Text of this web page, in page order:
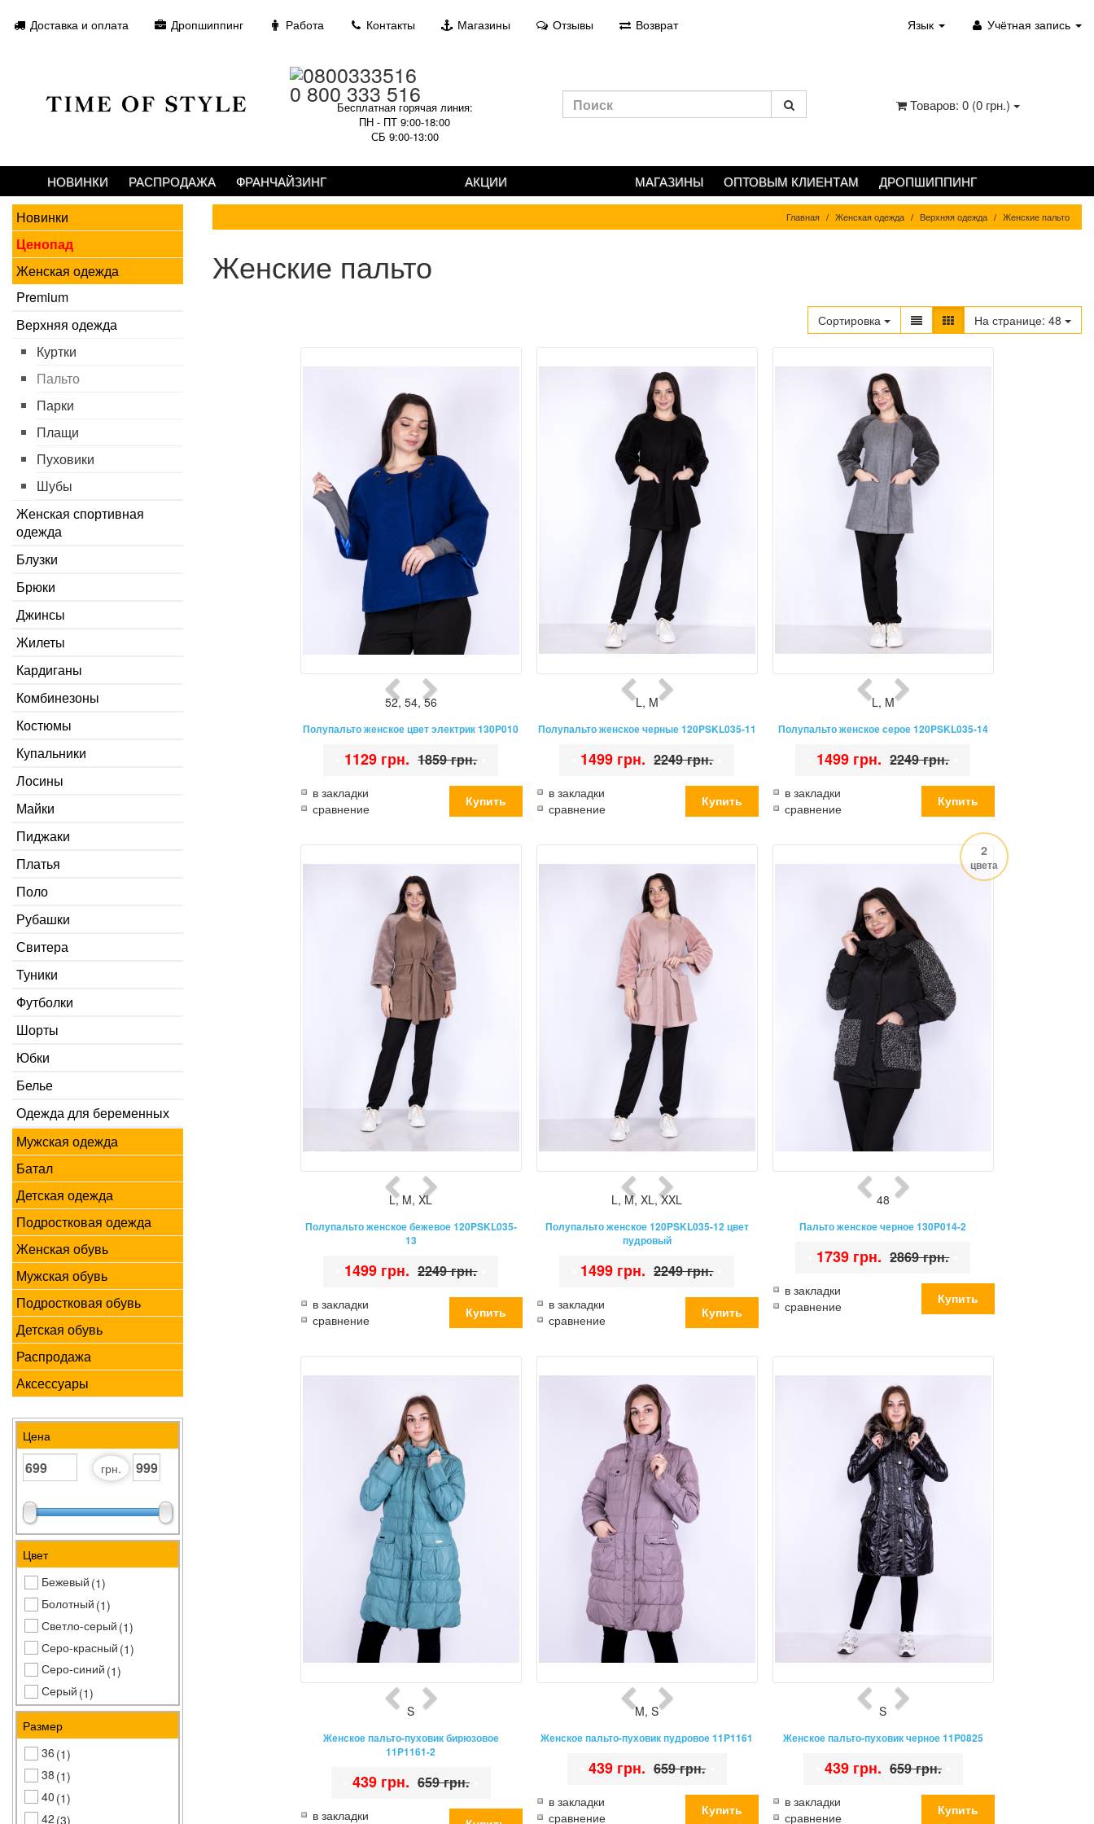
Доставка и оплата Дропшиппинг Работа Контакты Магазины Отзывы Возврат Язык Учётная запись
0 800 333 516
Бесплатная горячая линия:
ПН - ПТ 9:00-18:00
СБ 9:00-13:00
Товаров: 0 (0 грн.)
НОВИНКИ РАСПРОДАЖА ФРАНЧАЙЗИНГ АКЦИИ МАГАЗИНЫ ОПТОВЫМ КЛИЕНТАМ ДРОПШИППИНГ
Новинки
Ценопад
Женская одежда
Premium
Верхняя одежда
Куртки
Пальто
Парки
Плащи
Пуховики
Шубы
Женская спортивная
одежда
Блузки
Брюки
Джинсы
Жилеты
Кардиганы
Комбинезоны
Костюмы
Купальники
Лосины
Майки
Пиджаки
Платья
Поло
Рубашки
Свитера
Туники
Футболки
Шорты
Юбки
Белье
Одежда для беременных
Мужская одежда
Батал
Детская одежда
Подростковая одежда
Женская обувь
Мужская обувь
Подростковая обувь
Детская обувь
Распродажа
Аксессуары
Цена
грн.
Цвет
Бежевый (1)
Болотный (1)
Светло-серый (1)
Серо-красный (1)
Серо-синий (1)
Серый (1)
Темно-синий(1)
Черно-серый (1)
Черный
Размер
36 (1)
38 (1)
40 (1)
42 (3)
Главная Женская одежда Верхняя одежда Женские пальто
Женские пальто
Сортировка На странице: 48
52, 54,56
Полупальто женское цвет электрик 130P010
1129 грн. 1859 грн.
в закладки
сравнение
L, M
Полупальто женское черные 120PSKL035-11
1499 грн. 2249 грн.
в закладки
сравнение
L, M
Полупальто женское серое 120PSKL035-14
1499 грн. 2249 грн.
в закладки
сравнение
L, M,XL
Полупальто женское бежевое 120PSKL035-
13
1499 грн. 2249 грн.
в закладки
сравнение
L, M,XL,XXL
Полупальто женское 120PSKL035-12 цвет
пудровый
1499 грн. 2249 грн.
в закладки
сравнение
2
цвета
48
Пальто женское черное 130P014-2
1739 грн. 2869 грн.
в закладки
сравнение
S
Женское пальто-пуховик бирюзовое
11P1161-2
439 грн. 659 грн.
в закладки
M,S
Женское пальто-пуховик пудровое 11P1161
439 грн. 659 грн.
в закладки
сравнение
S
Женское пальто-пуховик черное 11P0825
439 грн. 659 грн.
в закладки
сравнение